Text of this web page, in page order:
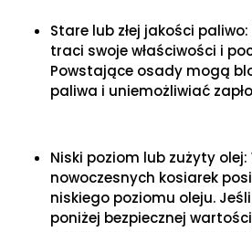
Stare lub złej jakości
traci swoje właściwości i
Powstające osady mogą
paliwa i uniemożliwiać
Niski poziom lub zużyty olej:
nowoczesnych kosiarek
niskiego poziomu oleju.
poniżej bezpiecznej